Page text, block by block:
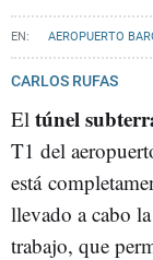
AEROPUERTO
CARLOS RUFAS
El túnel
T1 del
está
llevado a cabo
trabajo, que